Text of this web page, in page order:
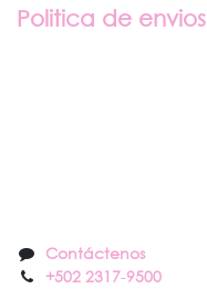
Politica de envios
Contáctenos
+502 2317-9500